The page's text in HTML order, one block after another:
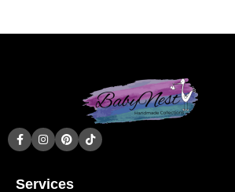
Services